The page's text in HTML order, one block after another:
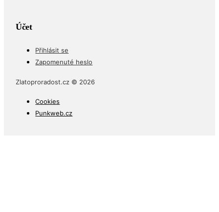
Účet
Přihlásit se
Zapomenuté heslo
Zlatoproradost.cz © 2026
Cookies
Punkweb.cz